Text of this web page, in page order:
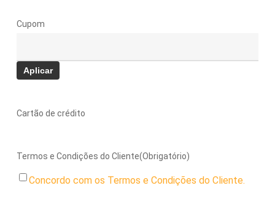
Cupom
Cartão de crédito
Termos e Condições do Cliente(Obrigatório)
Concordo com os Termos e Condições do Cliente.